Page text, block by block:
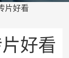
片好看
好看